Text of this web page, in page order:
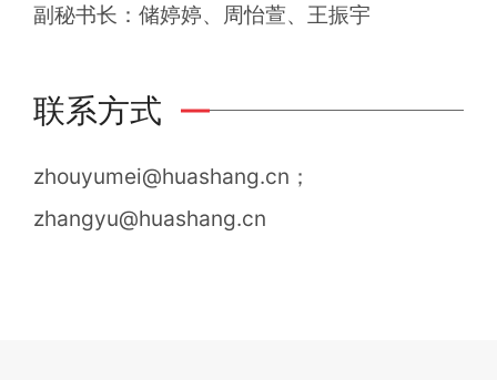
副秘书长：储婷婷、周怡萱、王振宇
联系方式
zhouyumei@huashang.cn；
zhangyu@huashang.cn